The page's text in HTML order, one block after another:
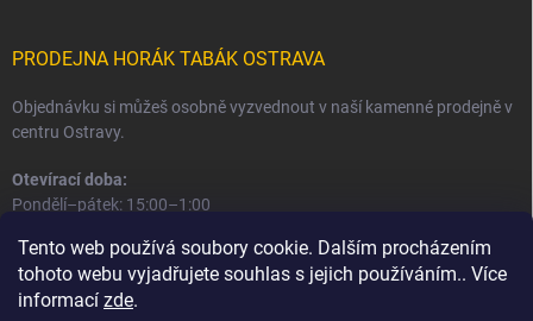
Tento web používá soubory cookie. Dalším procházením
tohoto webu vyjadřujete souhlas s jejich používáním.. Více
informací zde.
PRODEJNA HORÁK TABÁK OSTRAVA
Objednávku si můžeš osobně vyzvednout v naší kamenné prodejně v
centru Ostravy.
Otevírací doba:
Pondělí–pátek: 15:00–1:00
Informace o prodejně a osobním odběru